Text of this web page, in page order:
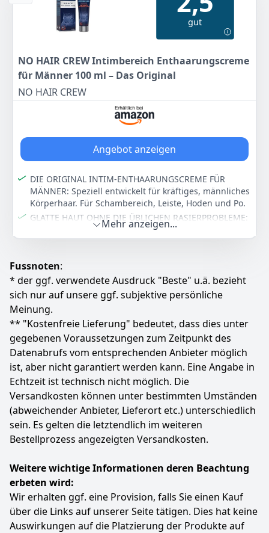
Lichtintensitätsstufen die für Sie angenehmste aus,
während die kostenlose Lumea-App Sie durch die
Behandlungen führt.
Gesicht arbeiten schnell und präzise. Der Aufsatz für
das Gesicht ist mit einem integrierten Lichtfilter für
zusätzliche Sicherheit ausgestattet.
Einzigartige patentierte Lumea IPL Smart Pulse
Formel: gleichmäßige Lichtleistung, Lichtfarbe und
Lichtimpulsdauer für eine sichere, effektive und
sanfte Haarentfernung; basierend auf über 20 Jahren
Forschung und Entwicklung.
Perfekte Ergebnisse wie vom Laser – nur zu Hause:
Philips Lumea IPL wurde in Zusammenarbeit mit
führenden Wissenschaftlern und Dermatologen
entwickelt und bei über 3.000 Frauen getestet
Keine Schutzbrille erforderlich: Zum Schutz der Augen
verhindern die Hautkontaktsensoren unbeabsichtigt
ausgelöste Lichtimpulse, während unsere
entwickelt wurden
Im Lieferumfang enthalten: 1 Philips Lumea IPL-
Haarentfernungsgerät 7000 Series (BRI921/00), 1 Satin
Compact Korrekturtrimmer, 2 Aufsätze für Körper und
Gesicht, 1 Tasche, 1 Netzteil, 1 Reinigungstuch
Farbe Hersteller Gewicht
Weiß PHILIPS 792 g
19900 €
Zum Angebot
gut
NO HAIR CREW Intimbereich Enthaarungscreme
für Männer 100 ml – Das Original
NO HAIR CREW
Angebot anzeigen
DIE ORIGINAL INTIM-ENTHAARUNGSCREME FÜR
MÄNNER: Speziell entwickelt für kräftiges, männliches
Körperhaar. Für Schambereich, Leiste, Hoden und Po.
GLATTE HAUT OHNE DIE ÜBLICHEN RASIERPROBLEME:
Sorgt für länger anhaltend glatte Haut als nach der
Rasur. Ohne Schnittgefahr durch Klingen und ohne
SCHNELL & EINFACH ANZUWENDEN: Wirkt in nur 4–8
Minuten. Einfach auftragen, abwarten und
abwischen.
MIT UREA & MEERESALGEN-EXTRAKT: Pflegt die Haut
während der Haarentfernung und hinterlässt ein
gepflegtes, mit Feuchtigkeit versorgtes Hautgefühl.
DERMATOLOGISCH GETESTET, VEGAN &
TIERVERSUCHSFREI: Hergestellt in der EU nach hohen
Qualitätsstandards.
Farbe Hersteller
- NO HAIR CREW 100 g
995 €
Zum Angebot
Mehr anzeigen...
Fussnoten:
* der ggf. verwendete Ausdruck "Beste" u.ä. bezieht
sich nur auf unsere ggf. subjektive persönliche
Meinung.
** "Kostenfreie Lieferung" bedeutet, dass dies unter
gegebenen Voraussetzungen zum Zeitpunkt des
Datenabrufs vom entsprechenden Anbieter möglich
ist, aber nicht garantiert werden kann. Eine Angabe in
Echtzeit ist technisch nicht möglich. Die
Versandkosten können unter bestimmten Umständen
(abweichender Anbieter, Lieferort etc.) unterschiedlich
sein. Es gelten die letztendlich im weiteren
Bestellprozess angezeigten Versandkosten.
Weitere wichtige Informationen deren Beachtung
erbeten wird:
Wir erhalten ggf. eine Provision, falls Sie einen Kauf
über die Links auf unserer Seite tätigen. Dies hat keine
Auswirkungen auf die Platzierung der Produkte auf